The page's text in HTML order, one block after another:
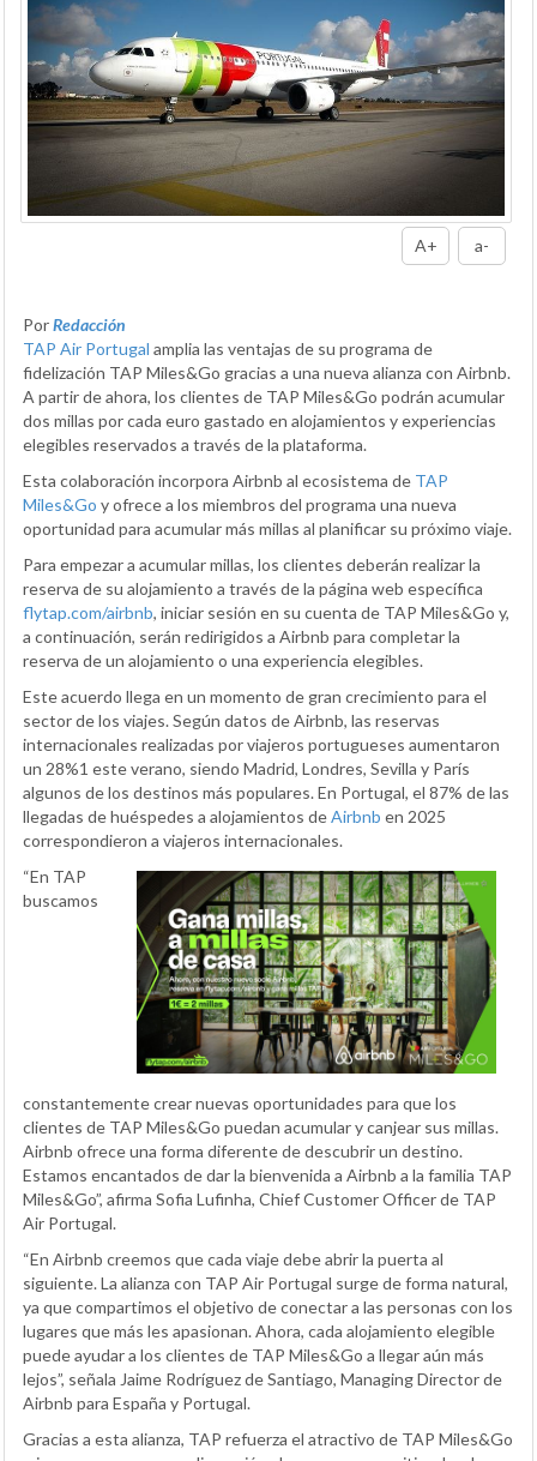
A+ a-
PorRedacción
TAP Air Portugal amplia las ventajas de su programa de
fidelización TAP Miles&Go gracias a una nueva alianza con Airbnb.
A partir de ahora, los clientes de TAP Miles&Go podrán acumular
dos millas por cada euro gastado en alojamientos y experiencias
elegibles reservados a través de la plataforma.
Esta colaboración incorpora Airbnb al ecosistema de TAP
Miles&Go y ofrece a los miembros del programa una nueva
oportunidad para acumular más millas al planificar su próximo viaje.
Para empezar a acumular millas, los clientes deberán realizar la
reserva de su alojamiento a través de la página web específica
flytap.com/airbnb, iniciar sesión en su cuenta de TAP Miles&Go y,
a continuación, serán redirigidos a Airbnb para completar la
reserva de un alojamiento o una experiencia elegibles.
Este acuerdo llega en un momento de gran crecimiento para el
sector de los viajes. Según datos de Airbnb, las reservas
internacionales realizadas por viajeros portugueses aumentaron
un 28%1 este verano, siendo Madrid, Londres, Sevilla y París
algunos de los destinos más populares. En Portugal, el 87% de las
llegadas de huéspedes a alojamientos deAirbnb en 2025
correspondieron a viajeros internacionales.
“En TAP
buscamos
constantemente crear nuevas oportunidades para que los
clientes de TAP Miles&Go puedan acumular y canjear sus millas.
Airbnb ofrece una forma diferente de descubrir un destino.
Estamos encantados de dar la bienvenida a Airbnb a la familia TAP
Miles&Go”, afirma Sofia Lufinha, Chief Customer Officer de TAP
Air Portugal.
“En Airbnb creemos que cada viaje debe abrir la puerta al
siguiente. La alianza con TAP Air Portugal surge de forma natural,
ya que compartimos el objetivo de conectar a las personas con los
lugares que más les apasionan. Ahora, cada alojamiento elegible
puede ayudar a los clientes de TAP Miles&Go a llegar aún más
lejos”, señala Jaime Rodríguez de Santiago, Managing Director de
Airbnb para España y Portugal.
Gracias a esta alianza, TAP refuerza el atractivo de TAP Miles&Go